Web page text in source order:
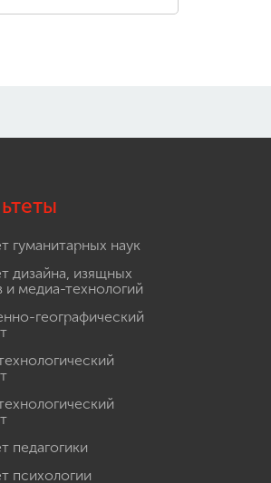
гуманитарных наук
дизайна, изящных
и медиа-технологий
географический
педагогики
психологии